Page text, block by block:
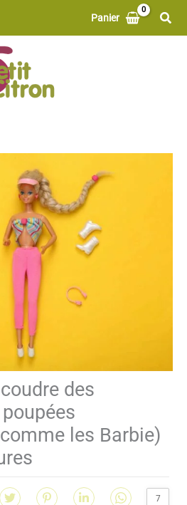
Panier
des
les Barbie)
7